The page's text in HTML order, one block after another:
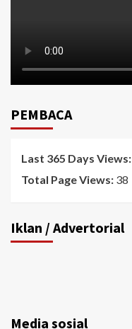
PEMBACA
Last 365 Days Views:
Total Page Views: 38
Iklan / Advertorial
Media sosial